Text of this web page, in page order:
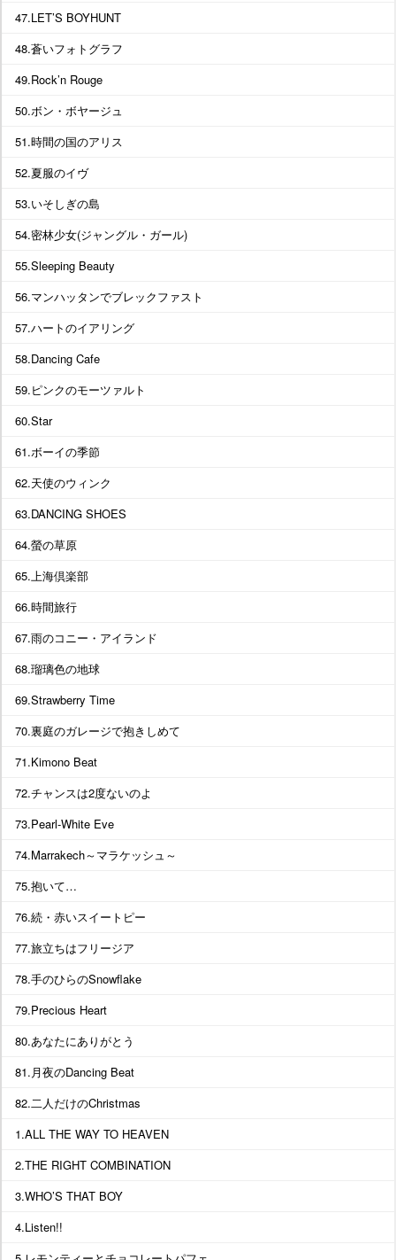
47.LET’S BOYHUNT
48.蒼いフォトグラフ
49.Rock’n Rouge
50.ボン・ボヤージュ
51.時間の国のアリス
52.夏服のイヴ
53.いそしぎの島
54.密林少女(ジャングル・ガール)
55.Sleeping Beauty
56.マンハッタンでブレックファスト
57.ハートのイアリング
58.Dancing Cafe
59.ピンクのモーツァルト
60.Star
61.ボーイの季節
62.天使のウィンク
63.DANCING SHOES
64.螢の草原
65.上海倶楽部
66.時間旅行
67.雨のコニー・アイランド
68.瑠璃色の地球
69.Strawberry Time
70.裏庭のガレージで抱きしめて
71.Kimono Beat
72.チャンスは2度ないのよ
73.Pearl-White Eve
74.Marrakech～マラケッシュ～
75.抱いて…
76.続・赤いスイートピー
77.旅立ちはフリージア
78.手のひらのSnowflake
79.Precious Heart
80.あなたにありがとう
81.月夜のDancing Beat
82.二人だけのChristmas
1.ALL THE WAY TO HEAVEN
2.THE RIGHT COMBINATION
3.WHO’S THAT BOY
4.Listen!!